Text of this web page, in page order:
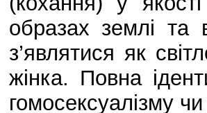
образах землі та
з’являтися як
жінка. Повна
гомосексуалізму